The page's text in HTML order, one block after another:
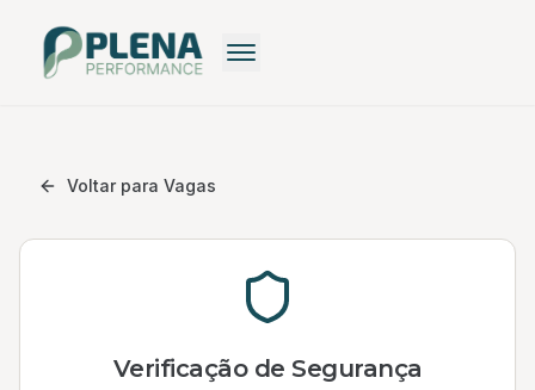
Recrutamento: Saiba mais
Voltar para Vagas
Verificação de Segurança